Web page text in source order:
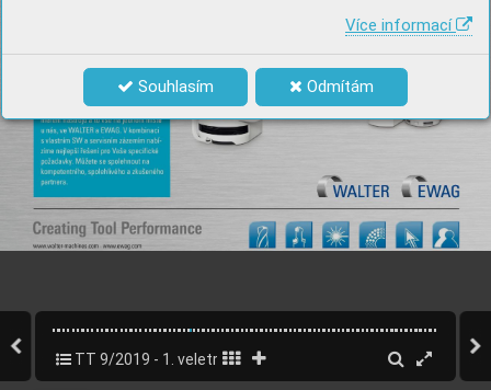
Více informací
Souhlasím Odmítám
TT 9/2019 - 1. veletržní vydání MSV Brno